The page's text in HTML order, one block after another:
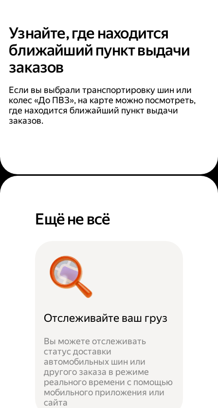
Узнайте, где находится
ближайший пункт выдачи
заказов
Если вы выбрали транспортировку шин или
колес «До ПВЗ», на карте можно посмотреть,
где находится ближайший пункт выдачи
заказов.
Ещё не всё
Отслеживайте ваш груз
Вы можете отслеживать
статус доставки
автомобильных шин или
другого заказа в режиме
реального времени с помощью
мобильного приложения или
сайта